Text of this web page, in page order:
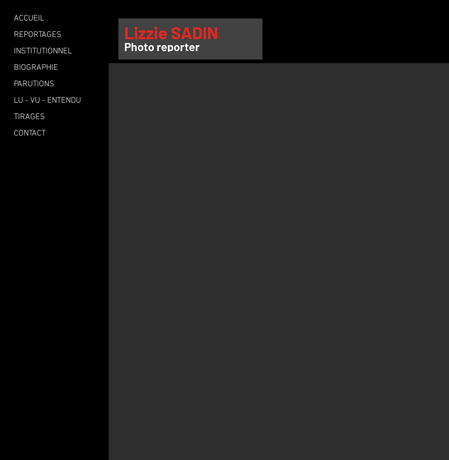
ACCUEIL
REPORTAGES
INSTITUTIONNEL
BIOGRAPHIE
PARUTIONS
LU - VU - ENTENDU
TIRAGES
CONTACT